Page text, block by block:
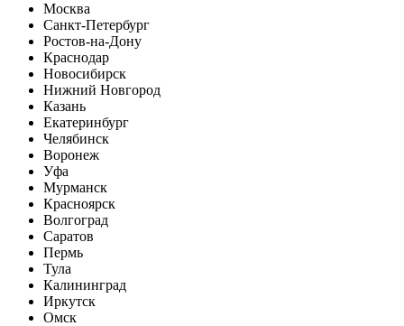
Москва
Санкт-Петербург
Ростов-на-Дону
Краснодар
Новосибирск
Нижний Новгород
Казань
Екатеринбург
Челябинск
Воронеж
Уфа
Мурманск
Красноярск
Волгоград
Саратов
Пермь
Тула
Калининград
Иркутск
Омск